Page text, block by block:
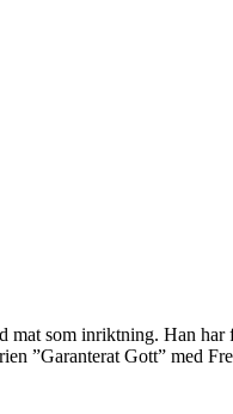
som inriktning. Han har
”Garanterat Gott” med